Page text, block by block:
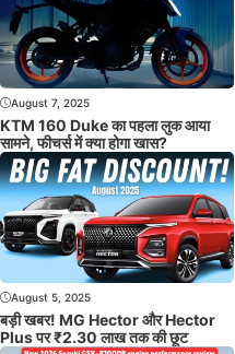
August 7, 2025
KTM 160 Duke का पहला लुक आया
सामने, फीचर्स में क्या होगा खास?
August 5, 2025
बड़ी खबर! MG Hector और Hector
Plus पर ₹2.30 लाख तक की छूट